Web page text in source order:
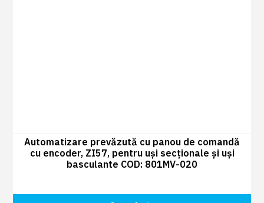
Automatizare prevăzută cu panou de comandă
cu encoder, ZI57, pentru uși secționale și uși
basculante COD: 801MV-020